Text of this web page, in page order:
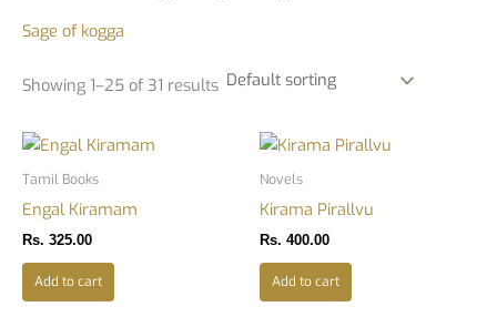
Sage of kogga
Showing 1–25 of 31 results
Tamil Books
Engal Kiramam
Rs. 325.00
Add to cart
Novels
Kirama Pirallvu
Rs. 400.00
Add to cart